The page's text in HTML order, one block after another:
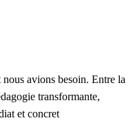
avions besoin. Entre la
transformante,
et concret